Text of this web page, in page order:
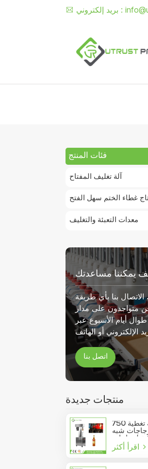
بريد إلكتروني :
فئات المنتج
آلة تغليف المفتاح
غطاء الختم سهل الفتح
معدات التعبئة والتغليف
يمكننا مساعدتك
الاتصال بنا بأي طريقة
متواجدون على مدار
أيام الأسبوع عبر
اتصل بنا
منتجات جديدة
750 مل آلة تغطية
شبه
لزجاجات
الزجاجية